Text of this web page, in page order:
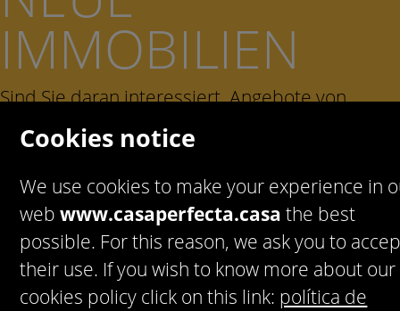
IMMOBILIEN
Sind Sie daran interessiert, Angebote von
unseren Immobilien zu erhalten?
Cookies notice
We use cookies to make your experience in
webwww.casaperfecta.casa the best
possible. For this reason, we ask you to
their use. If you wish to know more about our
cookies policy click on this link: política de